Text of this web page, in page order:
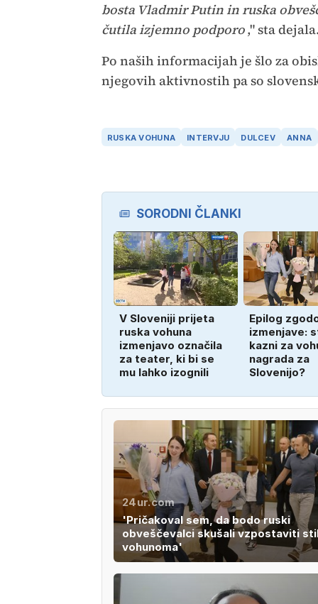
bosta Vladmir Putin in ruska
čutila izjemno podporo," sta dejala.
Po naših informacijah je šlo za
njegovih aktivnostih pa so
RUSKA VOHUNA INTERVJU DULCEV ANNA
SORODNI ČLANKI
V Sloveniji prijeta
ruska vohuna
izmenjavo označila
za teater, ki bi se
mu lahko izognili
Epilog
izmenjave:
kazni za
nagrada za
Slovenijo?
24ur.com
'Pričakoval sem, da bodo ruski
obveščevalci skušali vzpostaviti
vohunoma'